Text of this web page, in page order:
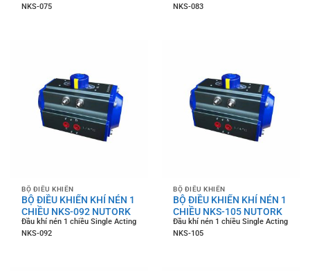
NKS-075
NKS-083
BỘ ĐIỀU KHIỂN
BỘ ĐIỀU KHIỂN KHÍ NÉN 1
CHIỀU NKS-092 NUTORK
Đầu khí nén 1 chiều Single Acting
NKS-092
BỘ ĐIỀU KHIỂN
BỘ ĐIỀU KHIỂN KHÍ NÉN 1
CHIỀU NKS-105 NUTORK
Đầu khí nén 1 chiều Single Acting
NKS-105